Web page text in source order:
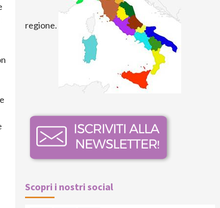
regione.
Scopri i nostri social